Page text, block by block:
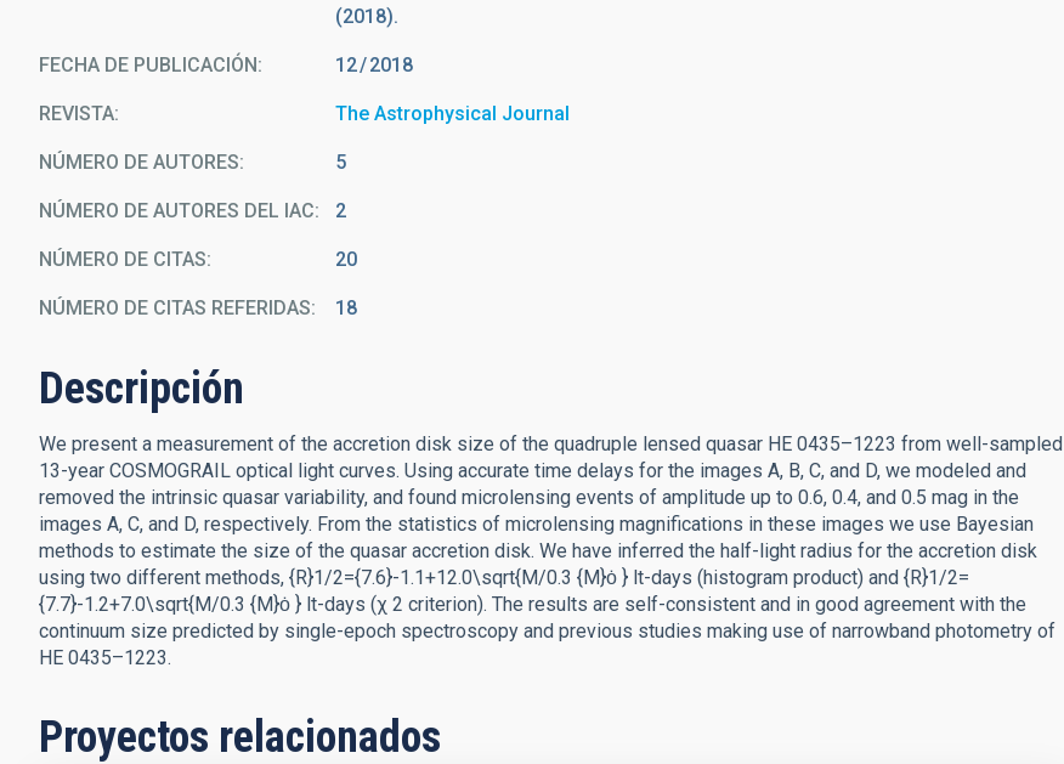
(2018).
FECHA DE PUBLICACIÓN: 12 2018
REVISTA The Astrophysical Journal
NÚMERO DE AUTORES 5
NÚMERO DE AUTORES DEL IAC 2
NÚMERO DE CITAS 20
NÚMERO DE CITAS REFERIDAS 18
Descripción
We present a measurement of the accretion disk size of the quadruple lensed quasar HE 0435–1223 from well-sampled
13-year COSMOGRAIL optical light curves. Using accurate time delays for the images A, B, C, and D, we modeled and
removed the intrinsic quasar variability, and found microlensing events of amplitude up to 0.6, 0.4, and 0.5 mag in the
images A, C, and D, respectively. From the statistics of microlensing magnifications in these images we use Bayesian
methods to estimate the size of the quasar accretion disk. We have inferred the half-light radius for the accretion disk
using two different methods, {R}1/2={7.6}-1.1+12.0\sqrt{M/0.3 {M}ȯ } lt-days (histogram product) and {R}1/2=
{7.7}-1.2+7.0\sqrt{M/0.3 {M}ȯ } lt-days (χ 2 criterion). The results are self-consistent and in good agreement with the
continuum size predicted by single-epoch spectroscopy and previous studies making use of narrowband photometry of
HE 0435–1223.
Proyectos relacionados